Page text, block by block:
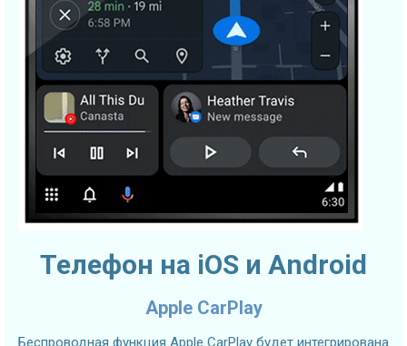
Телефон на iOS и Android
Apple CarPlay
Беспроводная функция Apple CarPlay будет интегрирована